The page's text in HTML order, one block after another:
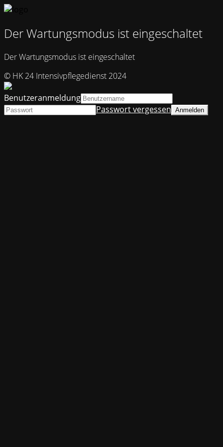
Der Wartungsmodus ist eingeschaltet
Der Wartungsmodus ist eingeschaltet
© HK 24 Intensivpflegedienst 2024
Benutzeranmeldung
Passwort vergessen